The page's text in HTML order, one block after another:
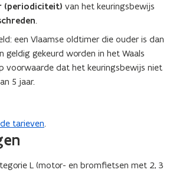
(periodiciteit) van het keuringsbewijs
.
een Vlaamse oldtimer die ouder is dan
geldig gekeurd worden in het Waals
voorwaarde dat het keuringsbewijs niet
5 jaar.
tarieven.
L (motor- en bromfietsen met 2, 3